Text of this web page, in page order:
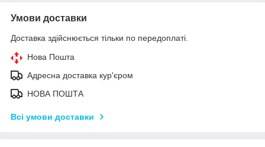
Умови доставки
Доставка здійснюється тільки по передоплаті.
Нова Пошта
Адресна доставка кур'єром
НОВА ПОШТА
Всі умови доставки